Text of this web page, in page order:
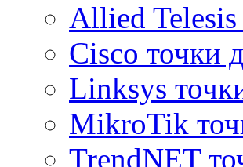
Allied
Cisco точки
Linksys
MikroTik
TrendNET